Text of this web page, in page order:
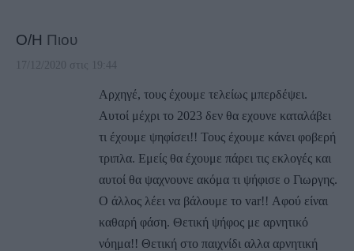
Ο/Η Πιου
17/12/2020 στις 19:44
Αρχηγέ, τους έχουμε τελείως μπερδέψει.
Αυτοί μέχρι το 2023 δεν θα εχουνε καταλάβει
τι έχουμε ψηφίσει!! Τους έχουμε κάνει φοβερή
τριπλα. Εμείς θα έχουμε πάρει τις εκλογές και
αυτοί θα ψαχνουνε ακόμα τι ψήφισε ο Γιωργης.
Ο άλλος λέει να βάλουμε το var!! Αφού είναι
καθαρή φάση. Θετική ψήφος με αρνητικό
νόημα!! Θετική στο παιχνίδι αλλα αρνητική